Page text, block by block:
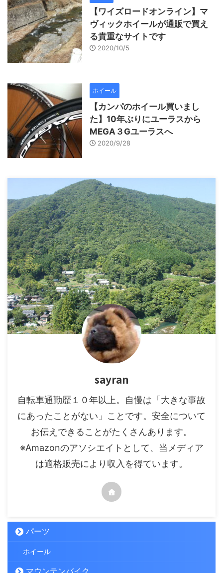
【ワイズロードオンライン】マ
ヴィックホイールが通販で買え
る貴重なサイトです
2020/10/5
ホイール
【カンパのホイール買いまし
た】10年ぶりにユーラスから
MEGA３Gユーラスへ
2020/9/28
sayran
自転車通勤歴１０年以上。自慢は「大きな事故
にあったことがない」ことです。安全について
お伝えできることがたくさんあります。
※Amazonのアソシエイトとして、当メディア
は適格販売により収入を得ています。
パーツ
ホイール
マウンテンバイク